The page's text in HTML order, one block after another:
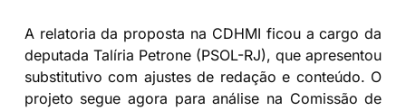
A relatoria da proposta na CDHMI ficou a cargo da
deputada Talíria Petrone (PSOL-RJ), que apresentou
substitutivo com ajustes de redação e conteúdo. O
projeto segue agora para análise na Comissão de